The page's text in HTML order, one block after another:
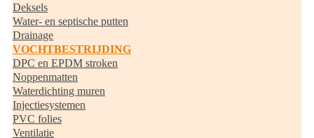
Deksels
Water- en septische putten
Drainage
VOCHTBESTRIJDING
DPC en EPDM stroken
Noppenmatten
Waterdichting muren
Injectiesystemen
PVC folies
Ventilatie